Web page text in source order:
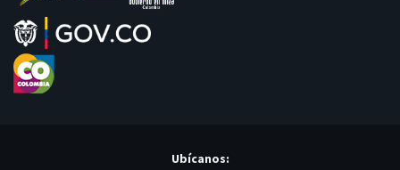
Ubícanos: